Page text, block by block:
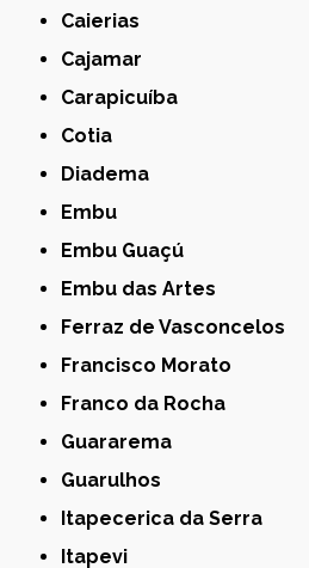
Caierias
Cajamar
Carapicuíba
Cotia
Diadema
Embu
Embu Guaçú
Embu das Artes
Ferraz de Vasconcelos
Francisco Morato
Franco da Rocha
Guararema
Guarulhos
Itapecerica da Serra
Itapevi